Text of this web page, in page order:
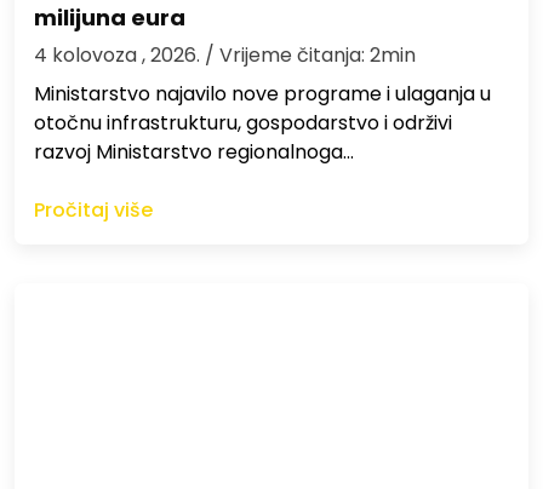
milijuna eura
4 kolovoza , 2026. / Vrijeme čitanja: 2min
Ministarstvo najavilo nove programe i ulaganja u
otočnu infrastrukturu, gospodarstvo i održivi
razvoj Ministarstvo regionalnoga…
Pročitaj više